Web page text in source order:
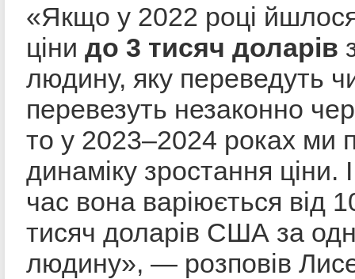
«Якщо у 2022 році
ціни до 3 тисяч доларів
людину, яку переведуть
перевезуть незаконно
то у 2023–2024 роках ми
динаміку зростання ціни.
час вона варіюється від
тисяч доларів США за
людину», — розповів